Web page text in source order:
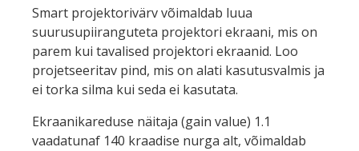
Smart projektorivärv võimaldab luua
suurusupiiranguteta projektori ekraani, mis on
parem kui tavalised projektori ekraanid. Loo
projetseeritav pind, mis on alati kasutusvalmis ja
ei torka silma kui seda ei kasutata.
Ekraanikareduse näitaja (gain value) 1.1
vaadatunaf 140 kraadise nurga alt, võimaldab